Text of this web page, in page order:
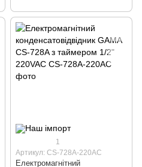
1
Артикул: CS-728A-220AC
Електромагнітний